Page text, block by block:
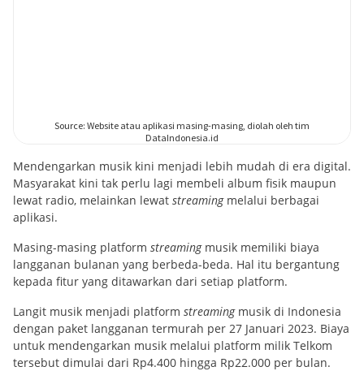
Mendengarkan musik kini menjadi lebih mudah di era digital.
Masyarakat kini tak perlu lagi membeli album fisik maupun
lewat radio, melainkan lewat streamingmelalui berbagai
aplikasi.
Masing-masing platform streamingmusik memiliki biaya
langganan bulanan yang berbeda-beda. Hal itu bergantung
kepada fitur yang ditawarkan dari setiap platform.
Langit musik menjadi platform streamingmusik di Indonesia
dengan paket langganan termurah per 27 Januari 2023. Biaya
untuk mendengarkan musik melalui platform milik Telkom
tersebut dimulai dari Rp4.400 hingga Rp22.000 per bulan.